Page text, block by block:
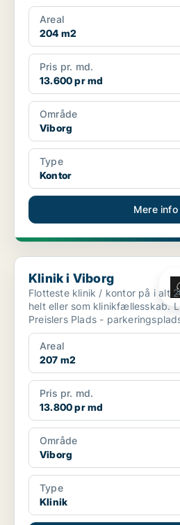
Areal
204 m2
Pris pr. md.
13.600 pr md
Område
Viborg
Type
Kontor
Mere info
Klinik i Viborg
Klinik i Viborg
Flotteste klinik / kontor på i alt
helt eller som klinikfællesskab. Ligger lige op til
Preislers Plads -
Areal
207 m2
Pris pr. md.
13.800 pr md
Område
Viborg
Type
Klinik